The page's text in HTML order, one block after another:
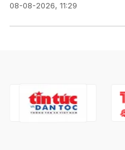
08-08-2026, 11:29